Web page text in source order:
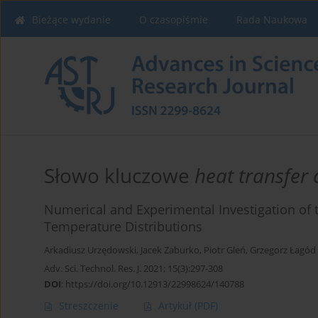
Bieżące wydanie O czasopiśmie Rada Naukowa
Słowo kluczowe heat transfer
Numerical and Experimental Investigation
Temperature Distributions
Arkadiusz Urzędowski, Jacek Zaburko, Piotr Gleń, Grzegorz Łagód
Adv. Sci. Technol. Res. J. 2021; 15(3):297-308
DOI: https://doi.org/10.12913/22998624/140788
Streszczenie Artykuł (PDF)